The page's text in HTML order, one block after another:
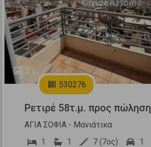
21
Previous
530276
Ρετιρέ 58τ.μ. προς πώληση
ΑΓΙΑ ΣΟΦΙΑ - Μανιάτικα
1
1 7 (7ος) 1